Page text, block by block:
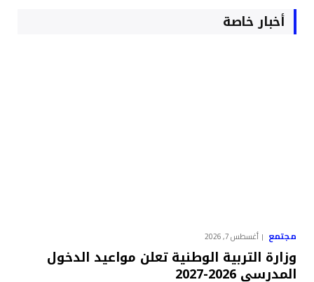
أخبار خاصة
مجتمع أغسطس 7, 2026
وزارة التربية الوطنية تعلن مواعيد الدخول
المدرسي 2026-2027